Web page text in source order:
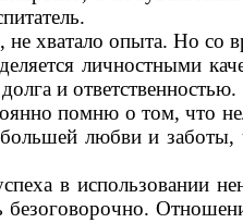
опыта. Но со
личностными
и ответственностью.
помню о том, что
большей любви и